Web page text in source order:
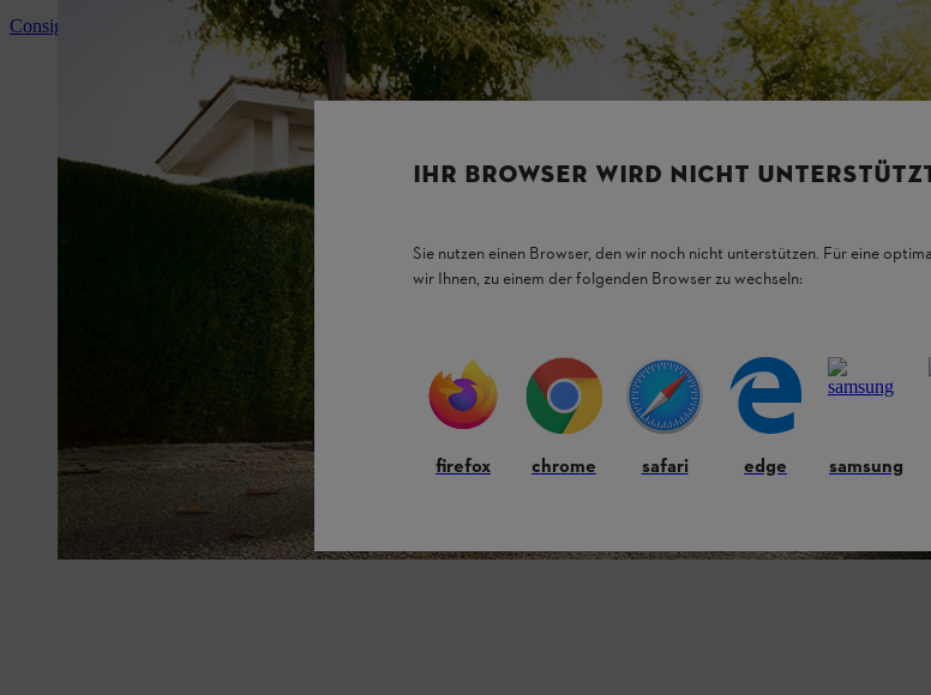
Consigli e informazioni sui prodotti
IHR BROWSER WIRD NICHT
Sie nutzen einen Browser, den wir noch nicht unterstützen. Für eine
wir Ihnen, zu einem der folgenden Browser zu wechseln:
firefox chrome safari edge samsung